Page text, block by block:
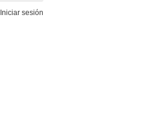
Iniciar sesión